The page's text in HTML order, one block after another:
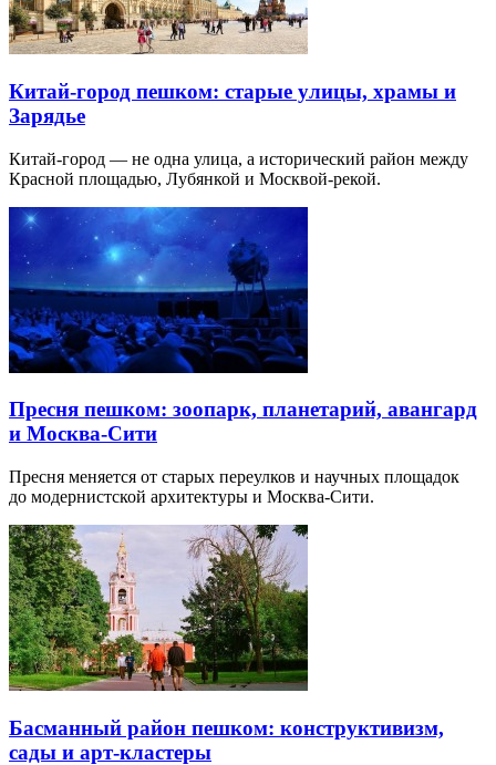
Китай-город пешком: старые улицы, храмы и
Зарядье
Китай-город — не одна улица, а исторический район между
Красной площадью, Лубянкой и Москвой-рекой.
Пресня пешком: зоопарк, планетарий, авангард
и Москва-Сити
Пресня меняется от старых переулков и научных площадок
до модернистской архитектуры и Москва-Сити.
Басманный район пешком: конструктивизм,
сады и арт-кластеры